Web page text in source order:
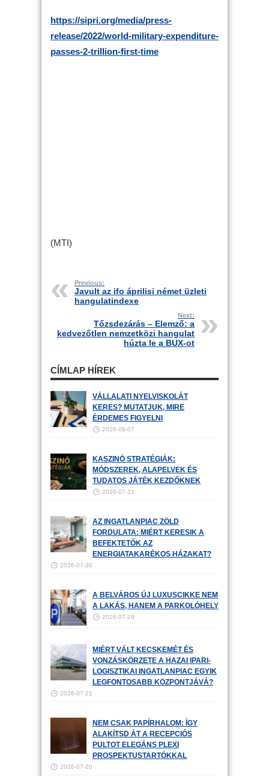
https://sipri.org/media/press-
release/2022/world-military-expenditure-
passes-2-trillion-first-time
(MTI)
Previous:
Javult az ifo áprilisi német üzleti
hangulatindexe
Next:
Tőzsdezárás – Elemző: a
kedvezőtlen nemzetközi hangulat
húzta le a BUX-ot
CÍMLAP HÍREK
VÁLLALATI NYELVISKOLÁT
KERES? MUTATJUK, MIRE
ÉRDEMES FIGYELNI
2026-08-07
KASZINÓ STRATÉGIÁK:
MÓDSZEREK, ALAPELVEK ÉS
TUDATOS JÁTÉK KEZDŐKNEK
2026-07-31
AZ INGATLANPIAC ZÖLD
FORDULATA: MIÉRT KERESIK A
BEFEKTETŐK AZ
ENERGIATAKARÉKOS HÁZAKAT?
2026-07-30
A BELVÁROS ÚJ LUXUSCIKKE NEM
A LAKÁS, HANEM A PARKOLÓHELY
2026-07-29
MIÉRT VÁLT KECSKEMÉT ÉS
VONZÁSKÖRZETE A HAZAI IPARI-
LOGISZTIKAI INGATLANPIAC EGYIK
LEGFONTOSABB KÖZPONTJÁVÁ?
2026-07-21
NEM CSAK PAPÍRHALOM: ÍGY
ALAKÍTSD ÁT A RECEPCIÓS
PULTOT ELEGÁNS PLEXI
PROSPEKTUSTARTÓKKAL
2026-07-20